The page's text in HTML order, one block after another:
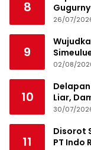
8
Bandar
26/07/
9
02/08/
10
Liar,
30/07/
11
Disorot
PT Indo